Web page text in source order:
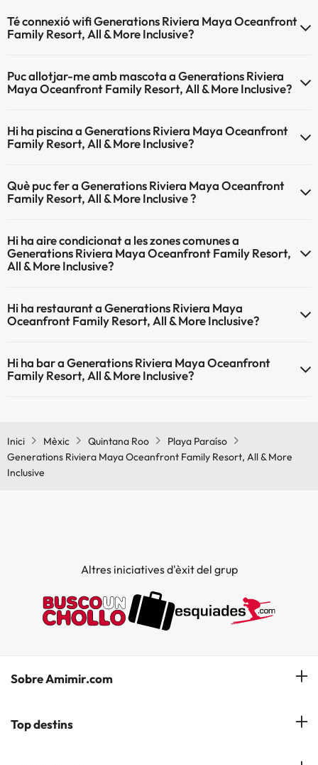
Té connexió wifi Generations Riviera Maya Oceanfront
Family Resort, All & More Inclusive?
Inclusive disposa de Wi-Fi.
Puc allotjar-me amb mascota a Generations Riviera
Maya Oceanfront Family Resort, All & More Inclusive?
Inclusive no admet mascotes.
Hi ha piscina a Generations Riviera Maya Oceanfront
Family Resort, All & More Inclusive?
Inclusive té piscina (aquest servei pot ser de pagament) Aquí tens
més info sobre la piscina i altres instal·lacions.
Què puc fer a Generations Riviera Maya Oceanfront
Family Resort, All & More Inclusive ?
Inclusive disposa de les següents activitats (algunes poden ser de
pagament).
Hi ha aire condicionat a les zones comunes a
Generations Riviera Maya Oceanfront Family Resort,
All & More Inclusive?
Inclusive té aire condicionat a les zones comunes.
Hi ha restaurant a Generations Riviera Maya
Oceanfront Family Resort, All & More Inclusive?
Inclusive té restaurant.
Hi ha bar a Generations Riviera Maya Oceanfront
Family Resort, All & More Inclusive?
Inici
Mèxic Quintana Roo
Playa Paraíso
Generations Riviera Maya Oceanfront Family Resort, All & More
Inclusive
Altres iniciatives d'èxit del grup
Sobre Amimir.com
¿Qui som?
Top destins